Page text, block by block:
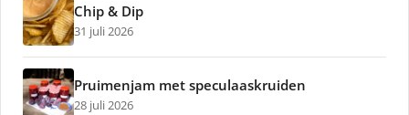
Chip & Dip
31 juli 2026
Pruimenjam met speculaaskruiden
28 juli 2026